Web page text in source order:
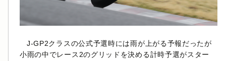
J-GP2クラスの公式予選時には雨が上がる予報だったが
小雨の中でレース2のグリッドを決める計時予選がスター